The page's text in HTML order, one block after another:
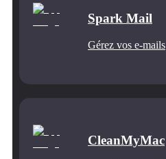
Spark Mail
Gérez vos e-mails
CleanMyMac